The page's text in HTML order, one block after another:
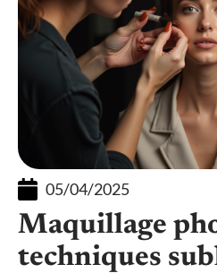
05/04/2025
Maquillage
techniques